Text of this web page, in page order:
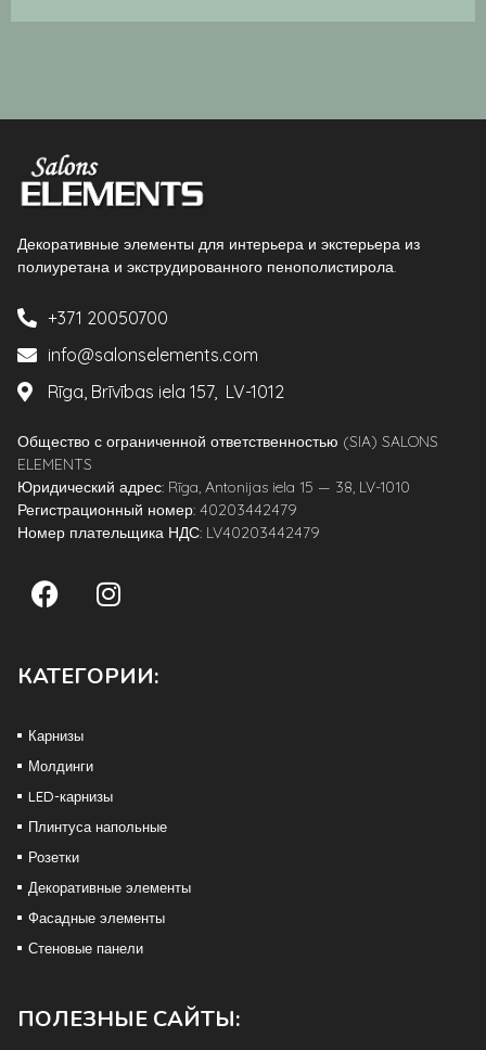
Декоративные элементы для интерьера и экстерьера из
полиуретана и экструдированного пенополистирола.
+371 20050700
info@salonselements.com
Rīga, Brīvības iela 157, LV-1012
Общество с ограниченной ответственностью (SIA) SALONS
ELEMENTS
Юридический адрес: Rīga, Antonijas iela 15 — 38, LV-1010
Регистрационный номер: 40203442479
Номер плательщика НДС: LV40203442479
КАТЕГОРИИ:
Карнизы
Молдинги
LED-карнизы
Плинтуса напольные
Розетки
Декоративные элементы
Фасадные элементы
Стеновые панели
ПОЛЕЗНЫЕ САЙТЫ: